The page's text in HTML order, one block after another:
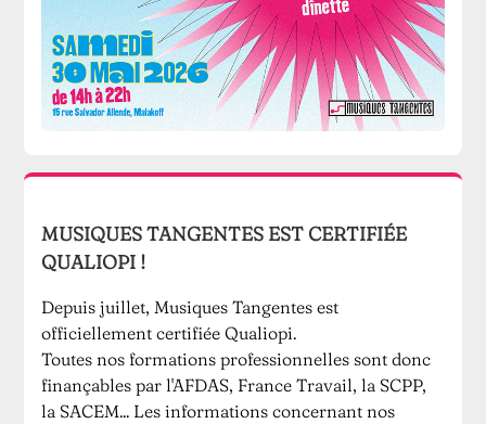
MUSIQUES TANGENTES EST CERTIFIÉE
QUALIOPI !
Depuis juillet, Musiques Tangentes est
officiellement certifiée Qualiopi.
Toutes nos formations professionnelles sont donc
finançables par l'AFDAS, France Travail, la SCPP,
la SACEM... Les informations concernant nos